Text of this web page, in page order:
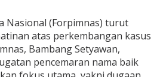
Nasional (Forpimnas) turut
atas perkembangan kasus
Bambang Setyawan,
pencemaran nama baik